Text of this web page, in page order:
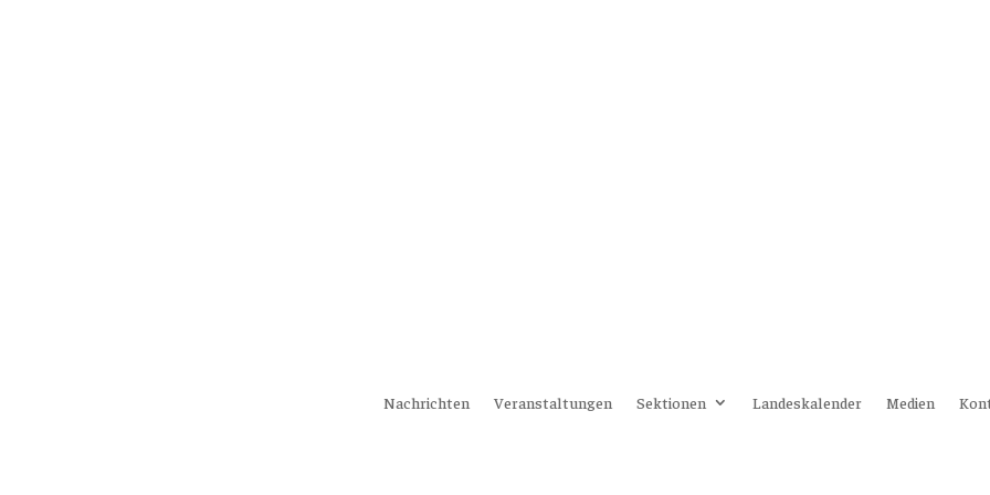
Nachrichten Veranstaltungen Sektionen Landeskalender Medien